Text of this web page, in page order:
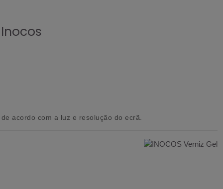
acordo com a luz e resolução do ecrã.